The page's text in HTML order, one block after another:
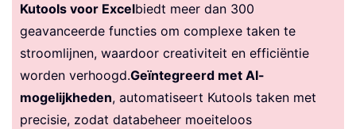
Kutools voor Excelbiedt meer dan 300
geavanceerde functies om complexe taken te
stroomlijnen, waardoor creativiteit en efficiëntie
worden verhoogd.Geïntegreerd met AI-
mogelijkheden, automatiseert Kutools taken met
precisie, zodat databeheer moeiteloos